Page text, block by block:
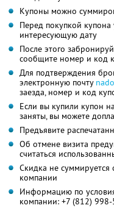
Купоны можно
Перед покупкой купона
интересующую дату
После этого
сообщите номер и код
Для подтверждения
электронную почту
заезда, номер и код
Если вы купили купон
заняты, вы можете
Предъявите
Об отмене визита
считаться
Скидка не
компании
Информацию по
компании: +7 (812)